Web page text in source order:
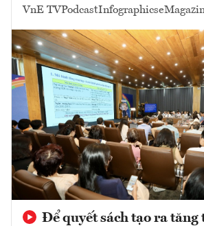
VnE TVPodcastInfographics
Để quyết sách tạo ra tăng